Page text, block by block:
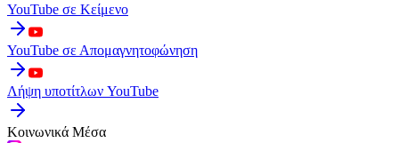
YouTube σε Κείμενο
YouTube σε Απομαγνητοφώνηση
Λήψη υποτίτλων YouTube
Κοινωνικά Μέσα